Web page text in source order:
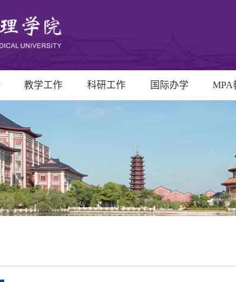
教学工作 科研工作 国际办学 MPA